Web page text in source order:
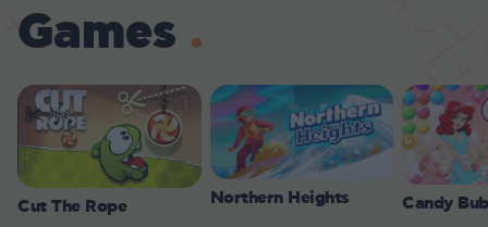
Games
Cut The Rope Northern Heights Candy